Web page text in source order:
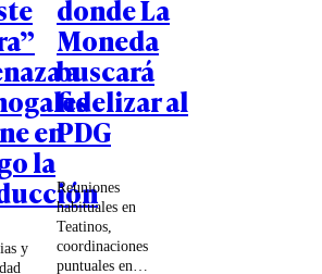
a
en
la
y
donde La
Moneda
buscará
fidelizar al
PDG
Reuniones
habituales en
Teatinos,
coordinaciones
puntuales en